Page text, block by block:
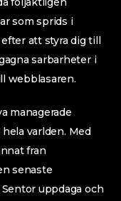
som sprids i
att styra dig till
sarbarheter i
webblasaren.
managerade
varlden. Med
fran
senaste
uppdaga och